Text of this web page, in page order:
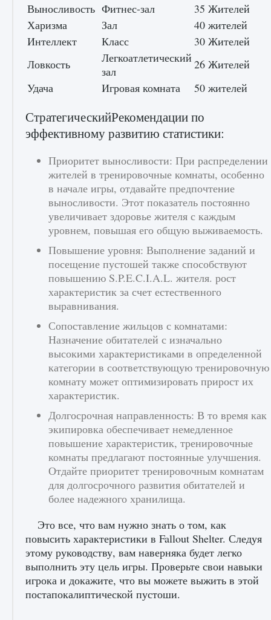
Выносливость Фитнес-зал
35 Жителей
Харизма
Зал
40 жителей
Интеллект
Класс
30 Жителей
Ловкость
Легкоатлетический
зал
26 Жителей
Удача
Игровая комната 50 жителей
СтратегическийРекомендации по
эффективному развитию статистики:
Приоритет выносливости: При распределении
жителей в тренировочные комнаты, особенно
в начале игры, отдавайте предпочтение
выносливости. Этот показатель постоянно
увеличивает здоровье жителя с каждым
уровнем, повышая его общую выживаемость.
Повышение уровня: Выполнение заданий и
посещение пустошей также способствуют
повышению S.P.E.C.I.A.L. жителя. рост
характеристик за счет естественного
выравнивания.
Сопоставление жильцов с комнатами:
Назначение обитателей с изначально
высокими характеристиками в определенной
категории в соответствующую тренировочную
комнату может оптимизировать прирост их
характеристик.
Долгосрочная направленность: В то время как
экипировка обеспечивает немедленное
повышение характеристик, тренировочные
комнаты предлагают постоянные улучшения.
Отдайте приоритет тренировочным комнатам
для долгосрочного развития обитателей и
более надежного хранилища.
Это все, что вам нужно знать о том, как
повысить характеристики в Fallout Shelter. Следуя
этому руководству, вам наверняка будет легко
выполнить эту цель игры. Проверьте свои навыки
игрока и докажите, что вы можете выжить в этой
постапокалиптической пустоши.